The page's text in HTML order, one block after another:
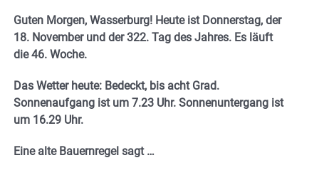
Guten Morgen, Wasserburg! Heute ist Donnerstag, der
18. November und der 322. Tag des Jahres. Es läuft
die 46. Woche.
Das Wetter heute: Bedeckt, bis acht Grad.
Sonnenaufgang ist um 7.23 Uhr. Sonnenuntergang ist
um 16.29 Uhr.
Eine alte Bauernregel sagt…